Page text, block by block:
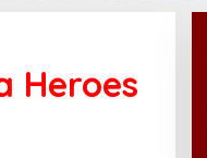
Heroes